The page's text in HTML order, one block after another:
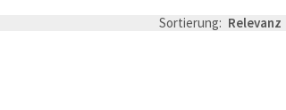
Sortierung: Relevanz